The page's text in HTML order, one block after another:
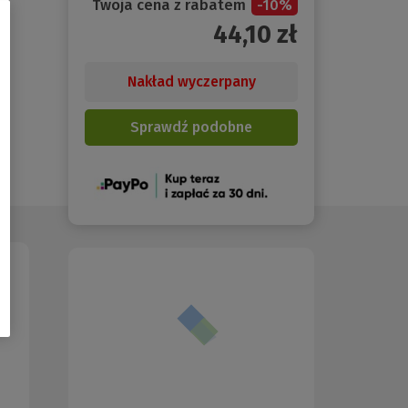
Twoja cena z rabatem -10%
44,10 zł
Nakład wyczerpany
Sprawdź podobne
(Nowe